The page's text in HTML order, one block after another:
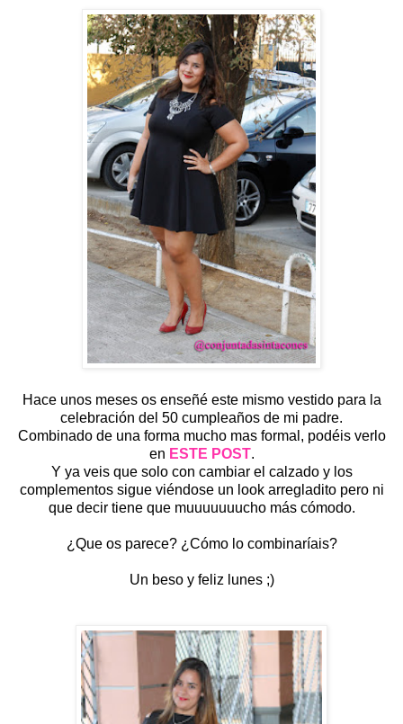
Hace unos meses os enseñé este mismo vestido para la
celebración del 50 cumpleaños de mi padre.
Combinado de una forma mucho mas formal, podéis verlo
en ESTE POST.
Y ya veis que solo con cambiar el calzado y los
complementos sigue viéndose un look arregladito pero ni
que decir tiene que muuuuuuucho más cómodo.
¿Que os parece? ¿Cómo lo combinaríais?
Un beso y feliz lunes ;)